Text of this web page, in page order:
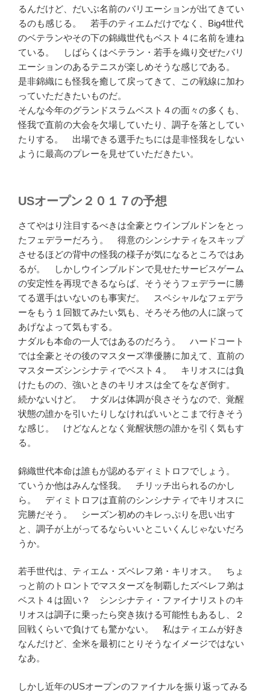
るんだけど、だいぶ名前のバリエーションが出てきてい
るのも感じる。 若手のティエムだけでなく、Big4世代
のベテランやその下の錦織世代もベスト４に名前を連ね
ている。 しばらくはベテラン・若手を織り交ぜたバリ
エーションのあるテニスが楽しめそうな感じである。
是非錦織にも怪我を癒して戻ってきて、この戦線に加わ
っていただきたいものだ。
そんな今年のグランドスラムベスト４の面々の多くも、
怪我で直前の大会を欠場していたり、調子を落としてい
たりする。 出場できる選手たちには是非怪我をしない
ように最高のプレーを見せていただきたい。
USオープン２０１７の予想
さてやはり注目するべきは全豪とウインブルドンをとっ
たフェデラーだろう。 得意のシンシナティをスキップ
させるほどの背中の怪我の様子が気になるところではあ
るが。 しかしウインブルドンで見せたサービスゲーム
の安定性を再現できるならば、そうそうフェデラーに勝
てる選手はいないのも事実だ。 スペシャルなフェデラ
ーをもう１回観てみたい気も、そろそろ他の人に譲って
あげなよって気もする。
ナダルも本命の一人ではあるのだろう。 ハードコート
では全豪とその後のマスターズ準優勝に加えて、直前の
マスターズシンシナティでベスト４。 キリオスには負
けたものの、強いときのキリオスは全てをなぎ倒す。
続かないけど。 ナダルは体調が良さそうなので、覚醒
状態の誰かを引いたりしなければいいとこまで行きそう
な感じ。 けどなんとなく覚醒状態の誰かを引く気もす
る。
錦織世代本命は誰もが認めるディミトロフでしょう。
ていうか他はみんな怪我。 チリッチ出られるのかし
ら。 ディミトロフは直前のシンシナティでキリオスに
完勝だそう。 シーズン初めのキレっぷりを思い出す
と、調子が上がってるならいいとこいくんじゃないだろ
うか。
若手世代は、ティエム・ズベレフ弟・キリオス。 ちょ
っと前のトロントでマスターズを制覇したズベレフ弟は
ベスト４は固い？ シンシナティ・ファイナリストのキ
リオスは調子に乗ったら突き抜ける可能性もあるし、２
回戦くらいで負けても驚かない。 私はティエムが好き
なんだけど、全米を最初にとりそうなイメージではない
なあ。
しかし近年のUSオープンのファイナルを振り返ってみる